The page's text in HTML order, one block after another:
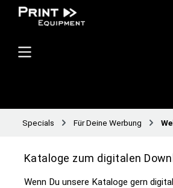
Specials Für Deine Werbung
Kataloge zum digitalen
Wenn Du unsere Kataloge gern